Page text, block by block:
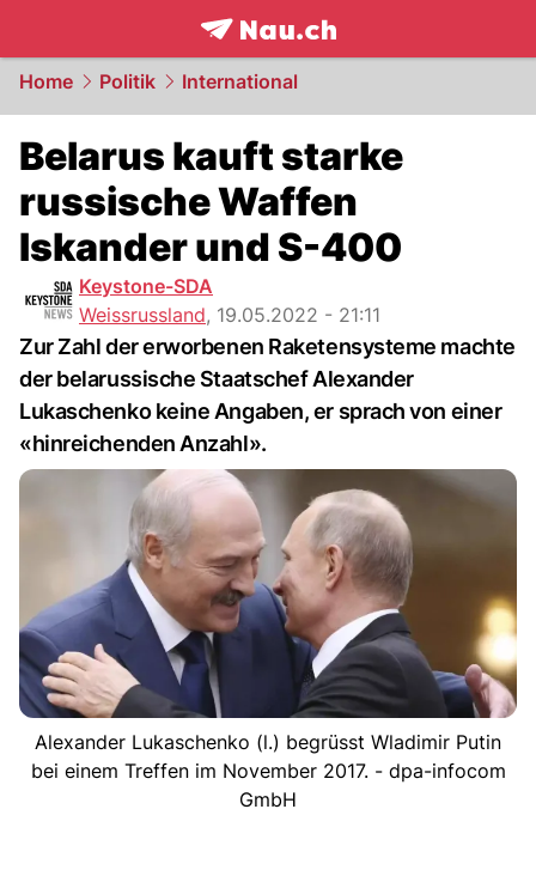
frontpage.NAU.ch
Home Politik International
Belarus kauft starke
russische Waffen
Iskander und S-400
Keystone-SDA
Weissrussland, 19.05.2022 - 21:11
Zur Zahl der erworbenen Raketensysteme machte
der belarussische Staatschef Alexander
Lukaschenko keine Angaben, er sprach von einer
«hinreichenden Anzahl».
Alexander Lukaschenko (l.) begrüsst Wladimir Putin
bei einem Treffen im November 2017. - dpa-infocom
GmbH